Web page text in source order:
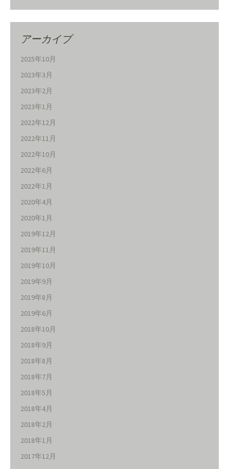
アーカイブ
2025年10月
2023年3月
2023年2月
2023年1月
2022年12月
2022年11月
2022年10月
2022年6月
2022年1月
2020年4月
2020年1月
2019年12月
2019年11月
2019年10月
2019年9月
2019年8月
2019年6月
2018年10月
2018年9月
2018年8月
2018年7月
2018年5月
2018年4月
2018年2月
2018年1月
2017年12月